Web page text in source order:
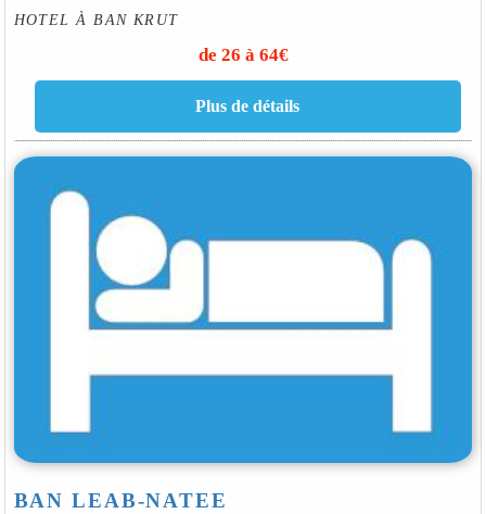
HOTEL À BAN KRUT
de 26 à 64€
BAN LEAB-NATEE